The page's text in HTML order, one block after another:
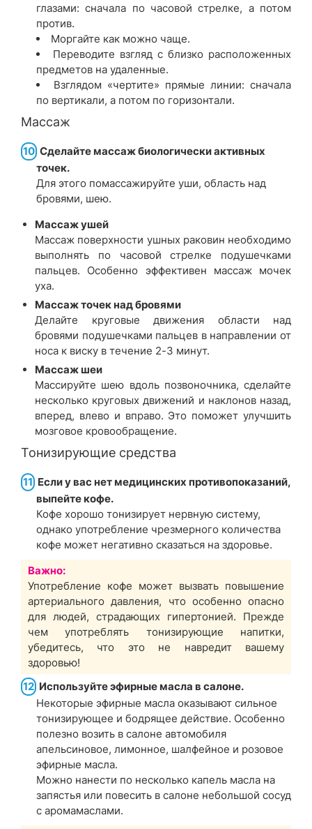
глазами: сначала по часовой стрелке, а потом
против.
Моргайте как можно чаще.
Переводите взгляд с близко расположенных
предметов на удаленные.
Взглядом «чертите» прямые линии: сначала
по вертикали, а потом по горизонтали.
Массаж
10 Сделайте массаж биологически активных
точек.
Для этого помассажируйте уши, область над
бровями, шею.
Массаж ушей
Массаж поверхности ушных раковин необходимо
выполнять по часовой стрелке подушечками
пальцев. Особенно эффективен массаж мочек
уха.
Массаж точек над бровями
Делайте круговые движения области над
бровями подушечками пальцев в направлении от
носа к виску в течение 2-3 минут.
Массаж шеи
Массируйте шею вдоль позвоночника, сделайте
несколько круговых движений и наклонов назад,
вперед, влево и вправо. Это поможет улучшить
мозговое кровообращение.
Тонизирующие средства
11 Если у вас нет медицинских противопоказаний,
выпейте кофе.
Кофе хорошо тонизирует нервную систему,
однако употребление чрезмерного количества
кофе может негативно сказаться на здоровье.
Важно:
Употребление кофе может вызвать повышение
артериального давления, что особенно опасно
для людей, страдающих гипертонией. Прежде
чем употреблять тонизирующие напитки,
убедитесь, что это не навредит вашему
здоровью!
12 Используйте эфирные масла в салоне.
Некоторые эфирные масла оказывают сильное
тонизирующее и бодрящее действие. Особенно
полезно возить в салоне автомобиля
апельсиновое, лимонное, шалфейное и розовое
эфирные масла.
Можно нанести по несколько капель масла на
запястья или повесить в салоне небольшой сосуд
с аромамаслами.